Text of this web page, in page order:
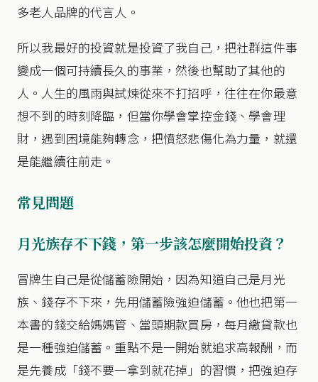
多老人品牌的代言人。
所以我最好的投資就是投資了我自己，把社群這件事
變成一個可持續長久的事業，然後也幫助了其他的
人。人生的風雨與試煉從來不打招呼，往往在你最意
想不到的時刻降臨，但當你學會掌控金錢、學會理
財，遇到困境能夠轉念，把憤怒悲傷化為力量，就還
是能繼續往前走。
常見問題
月光族存不下錢，第一步該怎麼開始投資？
冒牌生自己是從儲蓄險開始，因為知道自己是月光
族、錢存不下來，先用儲蓄險強迫儲蓄。他也把第一
本書的錢交給媽媽管、當頭期款買房，每月繳貸款也
是一種強迫儲蓄。重點不是一開始就追求高報酬，而
是先養成「錢不要一拿到就花掉」的習慣，把強迫存